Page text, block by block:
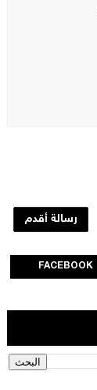
رسالة أقدم
FACEBOOK